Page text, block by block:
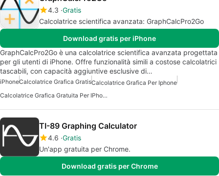
4.3 Gratis
Calcolatrice scientifica avanzata: GraphCalcPro2Go
Download gratis per iPhone
GraphCalcPro2Go è una calcolatrice scientifica avanzata progettata
per gli utenti di iPhone. Offre funzionalità simili a costose calcolatrici
tascabili, con capacità aggiuntive esclusive di…
iPhoneCalcolatrice Grafica GratisCalcolatrice Grafica Per Iphone
Calcolatrice Grafica Gratuita Per IPhone
TI-89 Graphing Calculator
4.6 Gratis
Un'app gratuita per Chrome.
Download gratis per Chrome